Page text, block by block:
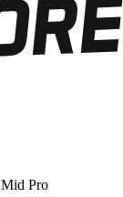
Mid Pro